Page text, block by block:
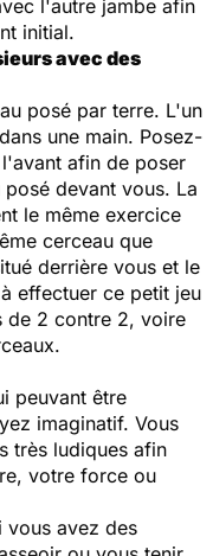
l'autre jambe afin
initial.
avec des
posé par terre. L'un
une main. Posez-
afin de poser
devant vous. La
le même exercice
cerceau que
derrière vous et le
effectuer ce petit jeu
de 2 contre 2, voire
peuvant être
imaginatif. Vous
très ludiques afin
votre force ou
vous avez des